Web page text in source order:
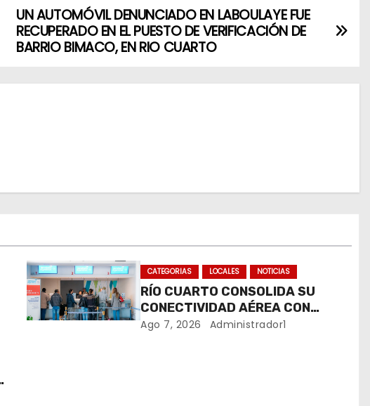
UN AUTOMÓVIL DENUNCIADO EN LABOULAYE FUE
RECUPERADO EN EL PUESTO DE VERIFICACIÓN DE
BARRIO BIMACO, EN RIO CUARTO
CATEGORIAS LOCALES NOTICIAS
RÍO CUARTO CONSOLIDA SU
CONECTIVIDAD AÉREA CON
CUATRO VUELOS SEMANALES A
Ago 7, 2026 Administrador1